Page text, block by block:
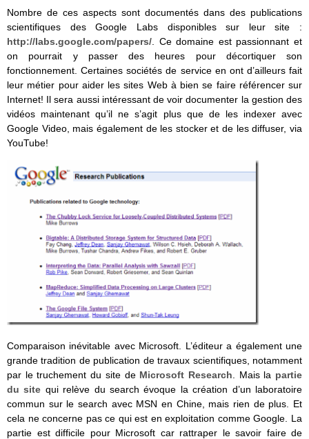
Nombre de ces aspects sont documentés dans des publications
scientifiques des Google Labs disponibles sur leur site :
http://labs.google.com/papers/ . Ce domaine est passionnant et
on pourrait y passer des heures pour décortiquer son
fonctionnement. Certaines sociétés de service en ont d’ailleurs fait
leur métier pour aider les sites Web à bien se faire référencer sur
Internet! Il sera aussi intéressant de voir documenter la gestion des
vidéos maintenant qu’il ne s’agit plus que de les indexer avec
Google Video, mais également de les stocker et de les diffuser, via
YouTube!
Comparaison inévitable avec Microsoft. L’éditeur a également une
grande tradition de publication de travaux scientifiques, notamment
par le truchement du site de Microsoft Research . Mais la partie
du site qui relève du search évoque la création d’un laboratoire
commun sur le search avec MSN en Chine, mais rien de plus. Et
cela ne concerne pas ce qui est en exploitation comme Google. La
partie est difficile pour Microsoft car rattraper le savoir faire de